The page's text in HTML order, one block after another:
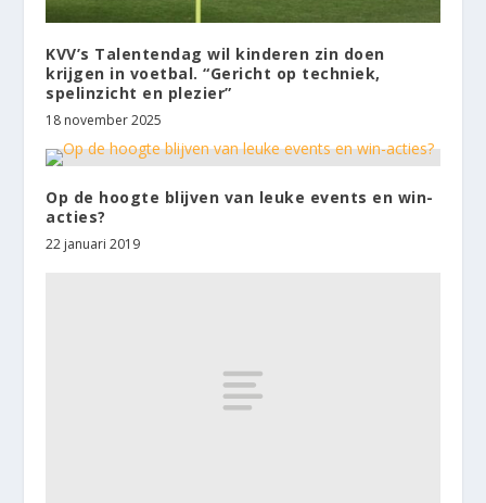
KVV’s Talentendag wil kinderen zin doen
krijgen in voetbal. “Gericht op techniek,
spelinzicht en plezier”
18 november 2025
Op de hoogte blijven van leuke events en win-
acties?
22 januari 2019